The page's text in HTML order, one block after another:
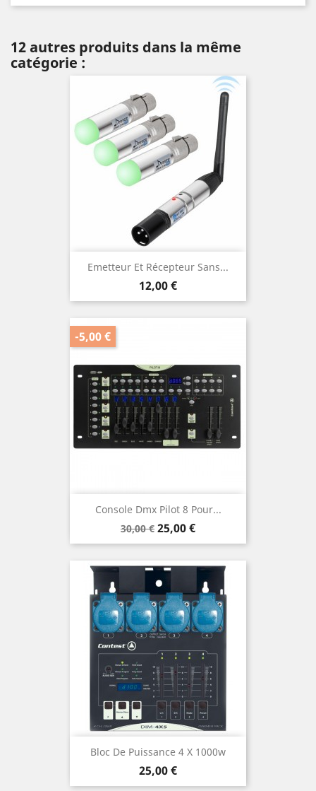
12 autres produits dans la même
catégorie :
Emetteur Et Récepteur Sans...
Prix
12,00 €
Console Dmx Pilot 8 Pour...
Prix
de
30,00 € Prix
25,00 €
-5,00 €
Bloc De Puissance 4 X 1000w
Prix
25,00 €